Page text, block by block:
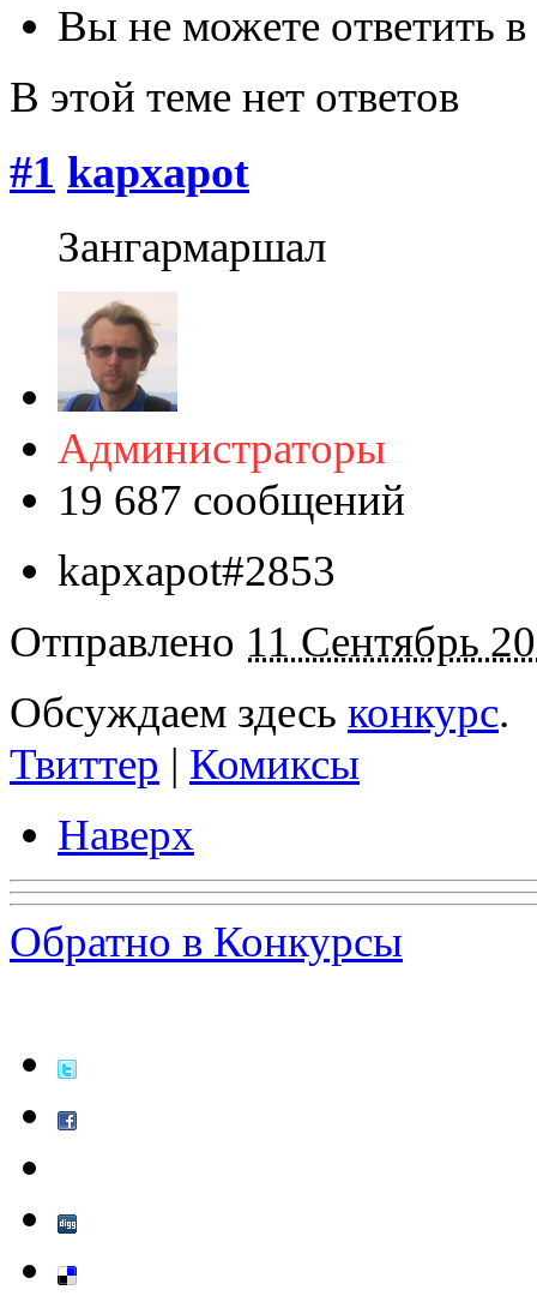
Вы не можете ответить в
В этой теме нет ответов
#1 kapxapot
Зангармаршал
Администраторы
19 687 сообщений
kapxapot#2853
Отправлено 11 Сентябрь
Обсуждаем здесь конкурс.
Твиттер | Комиксы
Наверх
Обратно в Конкурсы